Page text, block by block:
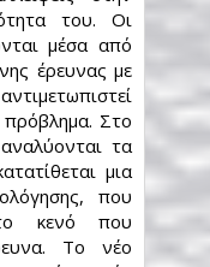
του. Οι
μέσα από
έρευνας με
πρόβλημα. Στο
τα
μια
που
κενό που
Το νέο